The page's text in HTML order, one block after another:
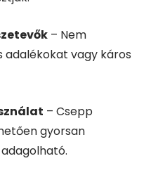
– Nem
vagy káros
– Csepp
gyorsan